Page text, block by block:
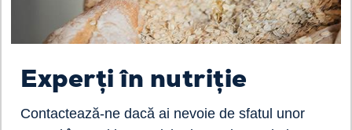
Experți în nutriție
Contactează-ne dacă ai nevoie de sfatul unor